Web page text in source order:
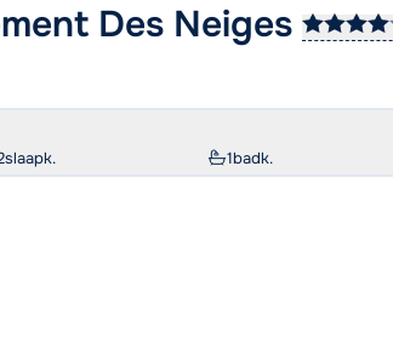
Des Neiges
slaapk. 1badk.